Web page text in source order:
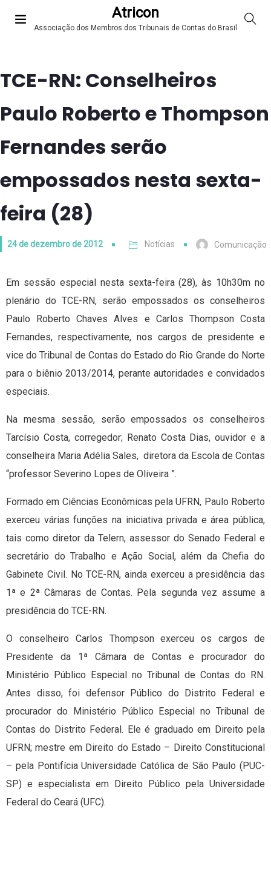
Atricon
Associação dos Membros dos Tribunais de Contas do Brasil
TCE-RN: Conselheiros
Paulo Roberto e Thompson
Fernandes serão
empossados nesta sexta-
feira (28)
24 de dezembro de 2012 Notícias Comunicação
Em sessão especial nesta sexta-feira (28), às 10h30m no
plenário do TCE-RN, serão empossados os conselheiros
Paulo Roberto Chaves Alves e Carlos Thompson Costa
Fernandes, respectivamente, nos cargos de presidente e
vice do Tribunal de Contas do Estado do Rio Grande do Norte
para o biênio 2013/2014, perante autoridades e convidados
especiais.
Na mesma sessão, serão empossados os conselheiros
Tarcísio Costa, corregedor; Renato Costa Dias, ouvidor e a
conselheira Maria Adélia Sales, diretora da Escola de Contas
“professor Severino Lopes de Oliveira ”.
Formado em Ciências Econômicas pela UFRN, Paulo Roberto
exerceu várias funções na iniciativa privada e área pública,
tais como diretor da Telern, assessor do Senado Federal e
secretário do Trabalho e Ação Social, além da Chefia do
Gabinete Civil. No TCE-RN, ainda exerceu a presidência das
1ª e 2ª Câmaras de Contas. Pela segunda vez assume a
presidência do TCE-RN.
O conselheiro Carlos Thompson exerceu os cargos de
Presidente da 1ª Câmara de Contas e procurador do
Ministério Público Especial no Tribunal de Contas do RN.
Antes disso, foi defensor Público do Distrito Federal e
procurador do Ministério Público Especial no Tribunal de
Contas do Distrito Federal. Ele é graduado em Direito pela
UFRN; mestre em Direito do Estado – Direito Constitucional
– pela Pontifícia Universidade Católica de São Paulo (PUC-
SP) e especialista em Direito Público pela Universidade
Federal do Ceará (UFC).